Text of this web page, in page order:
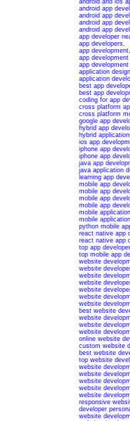
android and ios
android app
android app
android app
android app
app developer
app developers,
app development,
app
app
application
application
best app
best app
coding for app
cross platform
cross platform
google app
hybrid app
hybrid
ios app
iphone app
iphone app
java app
java application
learning app
mobile app
mobile app
mobile app
mobile app
mobile
mobile
python mobile
react native app
react native app
top app
top mobile app
website
website
website
website
website
website
website
best website
website
website
website
online website
custom website
best website
top website
website
website
website
website
website
responsive
developer
website